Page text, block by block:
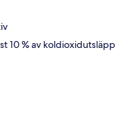
10 % av koldioxidutsläpp